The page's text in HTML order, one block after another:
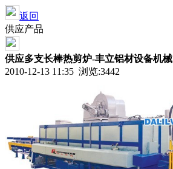
返回
供应产品
供应多支长棒热剪炉-丰立铝材设备机械
2010-12-13 11:35 浏览:3442